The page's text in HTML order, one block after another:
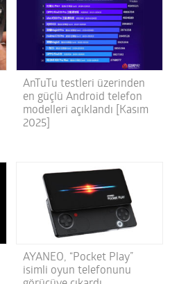
AnTuTu testleri üzerinden
en güçlü Android telefon
modelleri açıklandı [Kasım
2025]
AYANEO, “Pocket Play”
isimli oyun telefonunu